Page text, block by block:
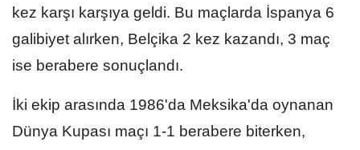
kez karşı karşıya geldi. Bu maçlarda İspanya 6
galibiyet alırken, Belçika 2 kez kazandı, 3 maç
ise berabere sonuçlandı.
İki ekip arasında 1986'da Meksika'da oynanan
Dünya Kupası maçı 1-1 berabere biterken,